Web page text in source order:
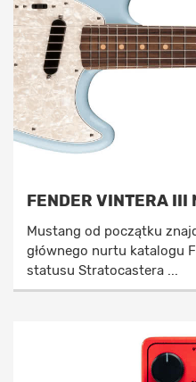
FENDER VINTERA III
Mustang od początku
głównego nurtu katalogu
statusu Stratocastera ...